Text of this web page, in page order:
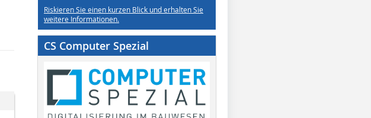
Riskieren Sie einen kurzen Blick und erhalten Sie
weitere Informationen.
CS Computer Spezial